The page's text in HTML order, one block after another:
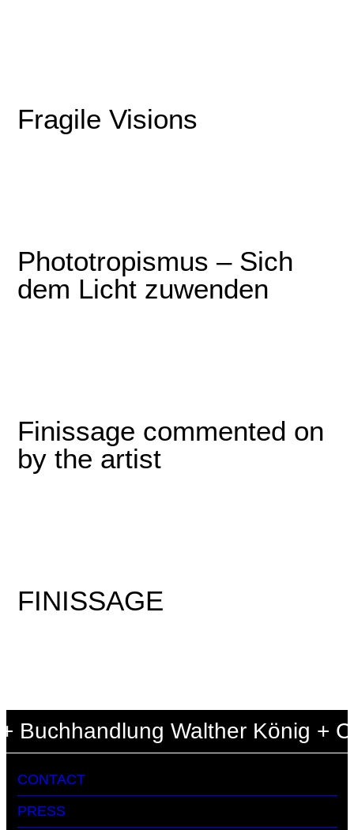
Fragile Visions
Phototropismus – Sich
dem Licht zuwenden
Finissage commented on
by the artist
FINISSAGE
Walther König +
CONTACT
PRESS